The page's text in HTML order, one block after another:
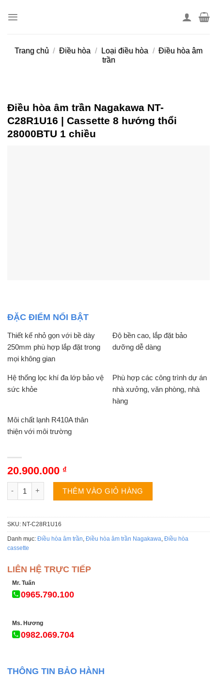
Trang chủ / Điều hòa / Loại điều hòa / Điều hòa âm
trần
Điều hòa âm trần Nagakawa NT-
C28R1U16 | Cassette 8 hướng thổi
28000BTU 1 chiều
ĐẶC ĐIỂM NỔI BẬT
Thiết kế nhỏ gọn với bề dày
250mm phù hợp lắp đặt trong
mọi không gian
Độ bền cao, lắp đặt bảo
dưỡng dễ dàng
Hệ thống lọc khí đa lớp bảo vệ
sức khỏe
Phù hợp các công trình dự án
nhà xưởng, văn phòng, nhà
hàng
Môi chất lạnh R410A thân
thiện với môi trường
20.900.000 ₫
Điều hòa âm trần Nagakawa NT-C28R1U16 | Cassette 8
THÊM VÀO GIỎ HÀNG
SKU: NT-C28R1U16
Danh mục: Điều hòa âm trần, Điều hòa âm trần Nagakawa, Điều hòa
cassette
LIÊN HỆ TRỰC TIẾP
Mr. Tuấn
0965.790.100
Ms. Hương
0982.069.704
THÔNG TIN BẢO HÀNH